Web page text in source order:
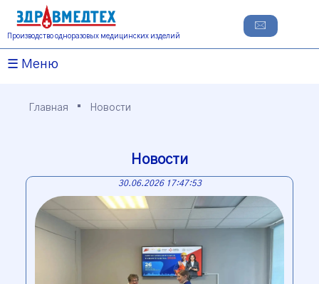
Производство одноразовых медицинских изделий
🖂
☰ Меню
Главная • Новости
Новости
30.06.2026 17:47:53